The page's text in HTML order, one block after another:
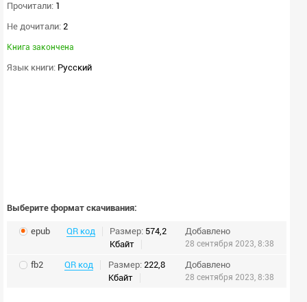
Прочитали: 1
Не дочитали: 2
Книга закончена
Язык книги: Русский
Выберите формат скачивания:
epub QR код Размер: 574,2
Кбайт
Добавлено
28 сентября 2023, 8:38
fb2 QR код Размер: 222,8
Кбайт
Добавлено
28 сентября 2023, 8:38